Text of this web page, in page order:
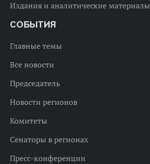
Издания и аналитические материалы
СОБЫТИЯ
Главные темы
Все новости
Председатель
Новости регионов
Комитеты
Сенаторы в регионах
Пресс-конференции